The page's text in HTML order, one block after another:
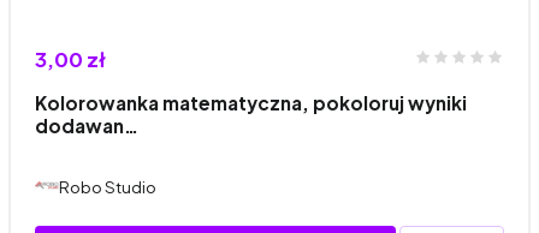
3,00 zł
Kolorowanka matematyczna, pokoloruj wyniki
dodawan…
Robo Studio